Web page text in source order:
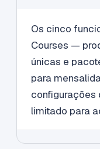
Os cinco
Courses —
únicas e
para
configurações
limitado para